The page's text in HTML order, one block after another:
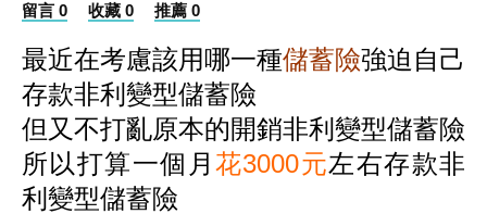
留言 0 收藏 0 推薦 0
最近在考慮該用哪一種儲蓄險強迫自己
存款非利變型儲蓄險
但又不打亂原本的開銷非利變型儲蓄險
所以打算一個月 花3000元左右存款非
利變型儲蓄險